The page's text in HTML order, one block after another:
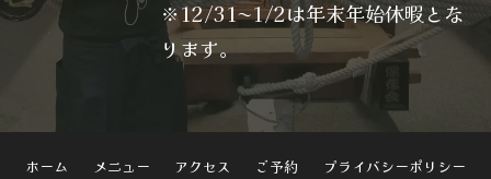
※12/31〜1/2は年末年始休暇とな
ります。
ホーム メニュー アクセス ご予約 プライバシーポリシー